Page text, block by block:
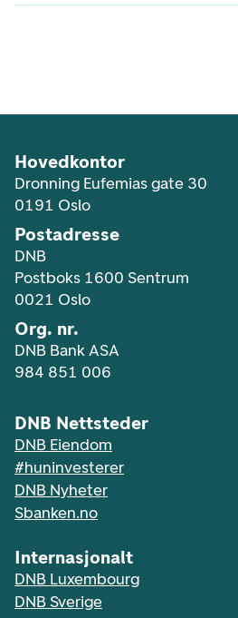
Hovedkontor
Dronning Eufemias gate 30
0191 Oslo
Postadresse
DNB
Postboks 1600 Sentrum
0021 Oslo
Org. nr.
DNB Bank ASA
984 851 006
DNB Nettsteder
DNB Eiendom
#huninvesterer
DNB Nyheter
Sbanken.no
Internasjonalt
DNB Luxembourg
DNB Sverige